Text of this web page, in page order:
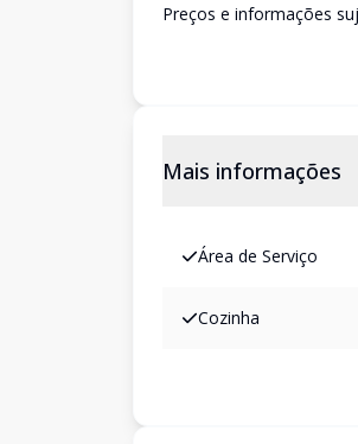
Preços e informações
Mais informações
Área de Serviço
Cozinha